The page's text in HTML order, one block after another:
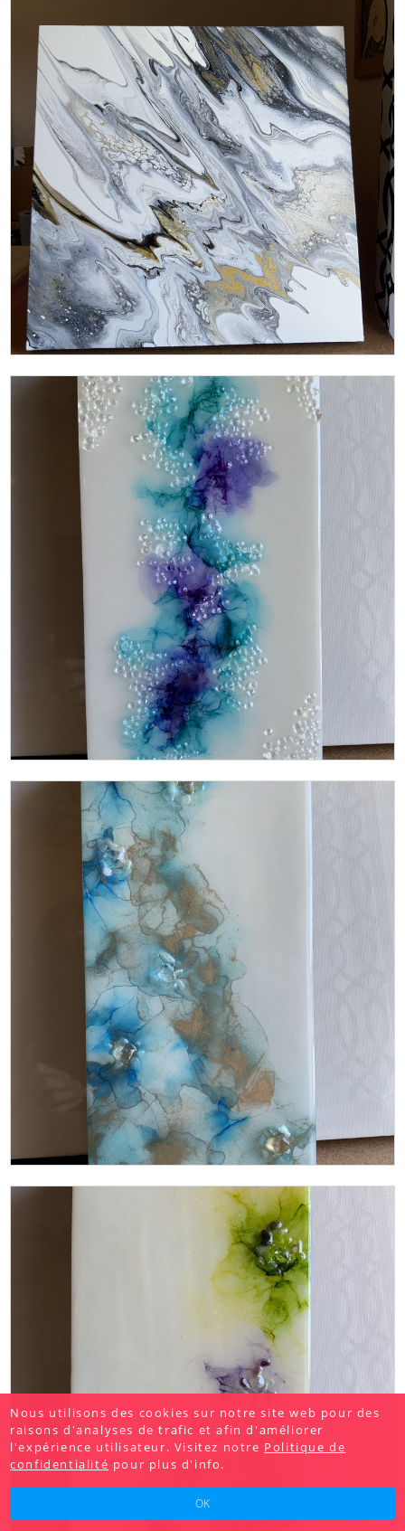
Nous utilisons des cookies sur notre site web pour des
raisons d'analyses de trafic et afin d'améliorer
l'expérience utilisateur. Visitez notre Politique de
confidentialité pour plus d'info.
OK